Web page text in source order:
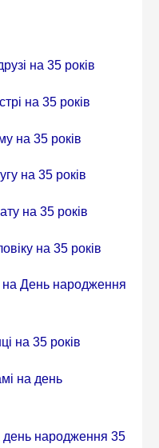
на 35 років
на 35 років
на 35 років
на 35 років
на 35 років
на 35 років
на День народження
на 35 років
на день
день народження 35